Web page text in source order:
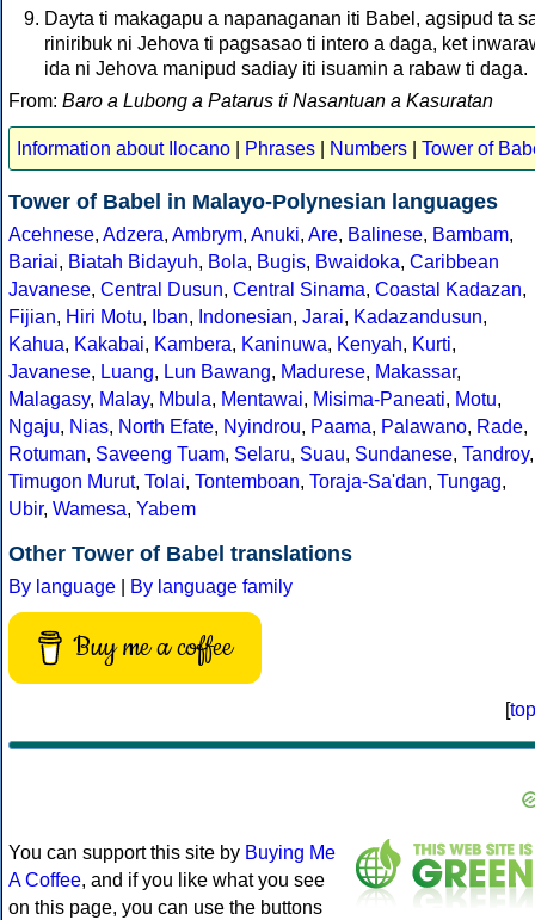
Dayta ti makagapu a napanaganan iti Babel, agsipud ta
riniribuk ni Jehova ti pagsasao ti intero a daga, ket
ida ni Jehova manipud sadiay iti isuamin a rabaw ti daga.
From: Baro a Lubong a Patarus ti Nasantuan a Kasuratan
Information about Ilocano Phrases Numbers Tower of
Tower of Babel in Malayo-Polynesian languages
Acehnese, Adzera, Ambrym, Anuki, Are, Balinese, Bambam,
Bariai, Biatah Bidayuh, Bola, Bugis, Bwaidoka, Caribbean
Javanese, Central Dusun, Central Sinama, Coastal Kadazan,
Fijian, Hiri Motu, Iban, Indonesian, Jarai, Kadazandusun,
Kahua, Kakabai, Kambera, Kaninuwa, Kenyah, Kurti,
Javanese, Luang, Lun Bawang, Madurese, Makassar,
Malagasy, Malay, Mbula, Mentawai, Misima-Paneati, Motu,
Ngaju, Nias, North Efate, Nyindrou, Paama, Palawano, Rade,
Rotuman, Saveeng Tuam, Selaru, Suau, Sundanese, Tandroy,
Timugon Murut, Tolai, Tontemboan, Toraja-Sa'dan, Tungag,
Ubir, Wamesa, Yabem
Other Tower of Babel translations
By language By language family
Buy me a coffee
[top
You can support this site by Buying Me
A Coffee, and if you like what you see
on this page, you can use the buttons